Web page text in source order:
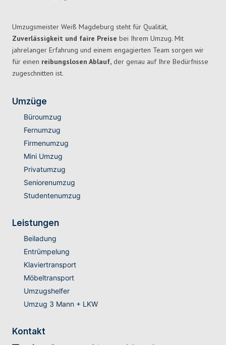
Umzugsmeister Weiß Magdeburg steht für Qualität,
Zuverlässigkeit und faire Preise bei Ihrem Umzug. Mit
jahrelanger Erfahrung und einem engagierten Team sorgen wir
für einen reibungslosen Ablauf, der genau auf Ihre Bedürfnisse
zugeschnitten ist.
Umzüge
Büroumzug
Fernumzug
Firmenumzug
Mini Umzug
Privatumzug
Seniorenumzug
Studentenumzug
Leistungen
Beiladung
Entrümpelung
Klaviertransport
Möbeltransport
Umzugshelfer
Umzug 3 Mann + LKW
Kontakt